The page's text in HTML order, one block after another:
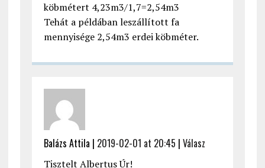
köbmétert 4,23m3/1,7=2,54m3
Tehát a példában leszállított fa
mennyisége 2,54m3 erdei köbméter.
Balázs Attila | 2019-02-01 at 20:45 | Válasz
Tisztelt Albertus Úr!